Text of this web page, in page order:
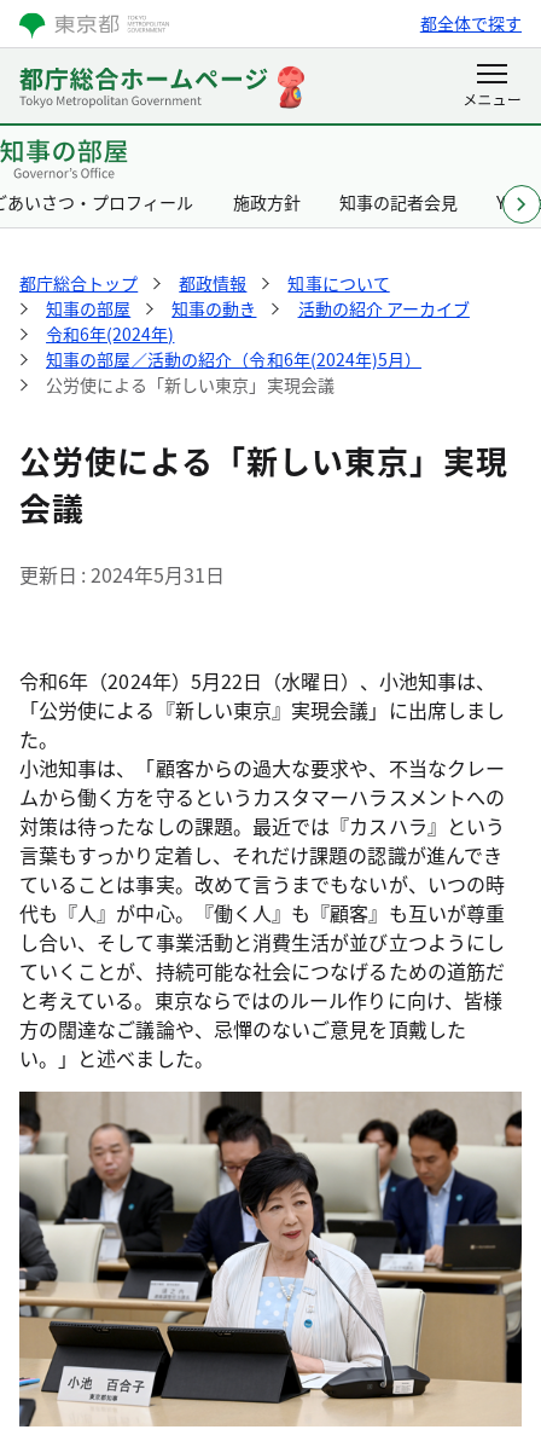
都全体で探す
あいさつ・プロフィール 施政方針 知事の記者会見
都庁総合トップ 都政情報
知事について
知事の部屋
知事の動き
活動の紹介 アーカイブ
令和6年(2024年)
知事の部屋／活動の紹介（令和6年(2024年)5月）
公労使による「新しい東京」実現会議
公労使による「新しい東京」実現
会議
更新日 2024年5月31日
令和6年（2024年）5月22日（水曜日）、小池知事は、
「公労使による『新しい東京』実現会議」に出席しまし
た。
小池知事は、「顧客からの過大な要求や、不当なクレー
ムから働く方を守るというカスタマーハラスメントへの
対策は待ったなしの課題。最近では『カスハラ』という
言葉もすっかり定着し、それだけ課題の認識が進んでき
ていることは事実。改めて言うまでもないが、いつの時
代も『人』が中心。『働く人』も『顧客』も互いが尊重
し合い、そして事業活動と消費生活が並び立つようにし
ていくことが、持続可能な社会につなげるための道筋だ
と考えている。東京ならではのルール作りに向け、皆様
方の闊達なご議論や、忌憚のないご意見を頂戴した
い。」と述べました。